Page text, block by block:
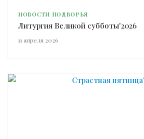
НОВОСТИ ПОДВОРЬЯ
Литургия Великой субботы'2026
11 апреля 2026